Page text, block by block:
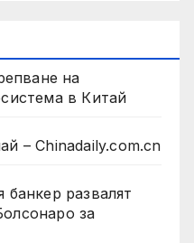
на
в Китай
– Chinadaily.com.cn
банкер развалят
за